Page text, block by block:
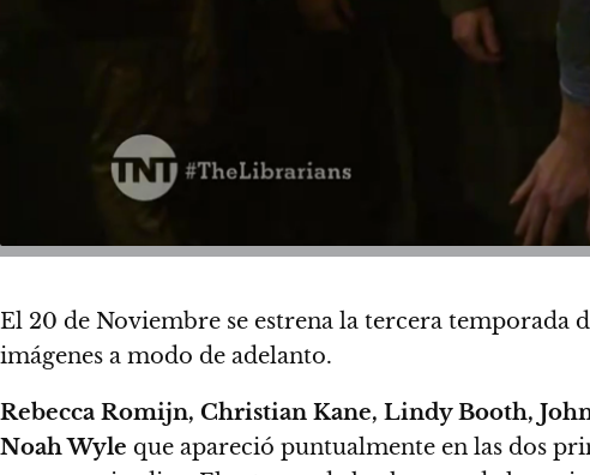
El 20 de Noviembre se estrena la tercera temporada
imágenes a modo de adelanto.
Rebecca Romijn, Christian Kane, Lindy Booth,
Noah Wyle que apareció puntualmente en las dos